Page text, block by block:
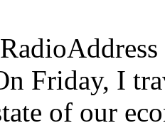
Friday, I
of our